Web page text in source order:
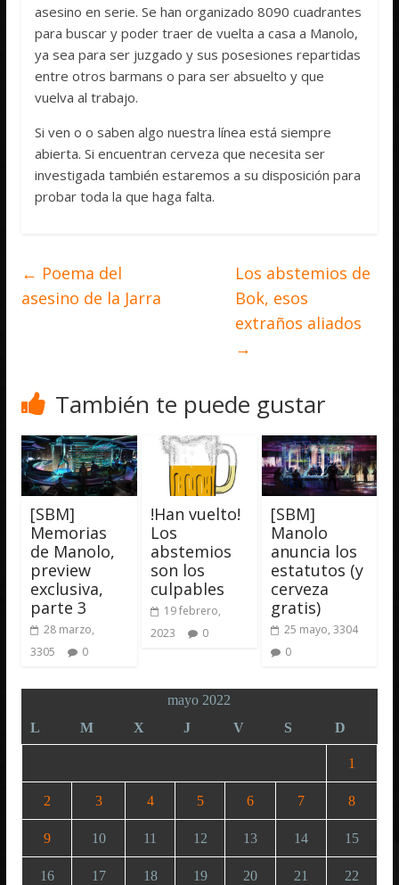
asesino en serie. Se han organizado 8090 cuadrantes
para buscar y poder traer de vuelta a casa a Manolo,
ya sea para ser juzgado y sus posesiones repartidas
entre otros barmans o para ser absuelto y que
vuelva al trabajo.
Si ven o o saben algo nuestra línea está siempre
abierta. Si encuentran cerveza que necesita ser
investigada también estaremos a su disposición para
probar toda la que haga falta.
← Poema del
asesino de la Jarra
Los abstemios de
Bok, esos
extraños aliados
→
También te puede gustar
[SBM]
Memorias
de Manolo,
preview
exclusiva,
parte 3
28 marzo,
3305
0
!Han vuelto!
Los
abstemios
son los
culpables
19 febrero,
2023
0
[SBM]
Manolo
anuncia los
estatutos (y
cerveza
gratis)
25 mayo, 3304
0
mayo 2022
L
M X J V S D
1
2 3 4 5 6 7 8
9 10 11 12 13 14 15
16 17 18 19 20 21 22